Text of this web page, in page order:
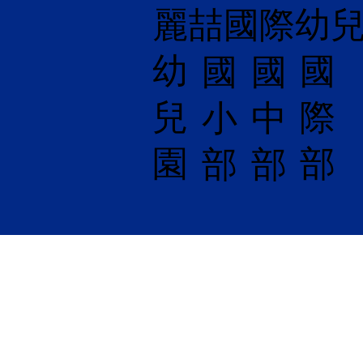
麗喆國際幼
幼
兒
園
​國
小
部
國
中
部
國
際
部